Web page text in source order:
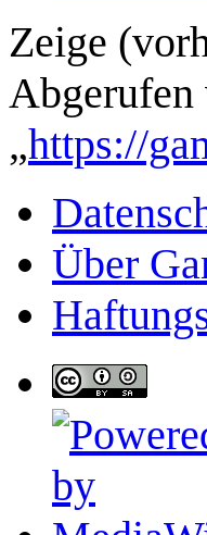
Zeige (
Abgerufen
„https://
Über